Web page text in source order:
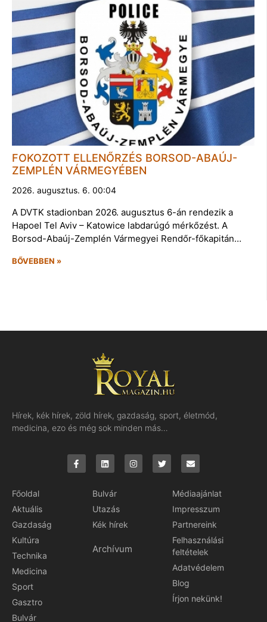
FOKOZOTT ELLENŐRZÉS BORSOD-ABAÚJ-
ZEMPLÉN VÁRMEGYÉBEN
2026. augusztus. 6. 00:04
A DVTK stadionban 2026. augusztus 6-án rendezik a
Hapoel Tel Aviv – Katowice labdarúgó mérkőzést. A
Borsod-Abaúj-Zemplén Vármegyei Rendőr-főkapitán…
BŐVEBBEN »
Hírek, kék hírek, zöld hírek, gazdaság, sport, életmód,
medicina, ezo és még sok minden más…
Főoldal
Aktuális
Gazdaság
Kultúra
Technika
Medicina
Sport
Gasztro
Bulvár
Bulvár
Utazás
Kék hírek
Archívum
Médiaajánlat
Impresszum
Partnereink
Felhasználási
feltételek
Adatvédelem
Blog
Írjon nekünk!